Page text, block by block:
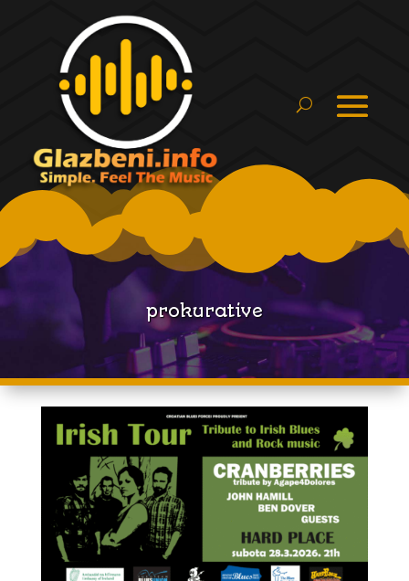
prokurative